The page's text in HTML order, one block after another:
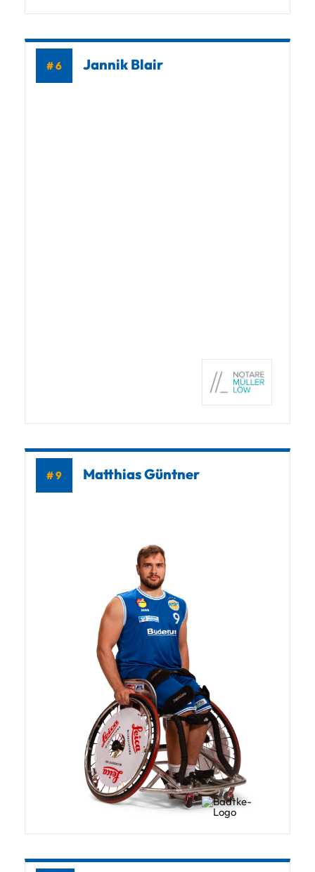
# 6 Jannik Blair
# 9 Matthias Güntner